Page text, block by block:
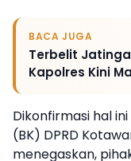
BACA JUGA
Terbelit
Kapolres Kini
Dikonfirmasi hal
(BK) DPRD
menegaskan,